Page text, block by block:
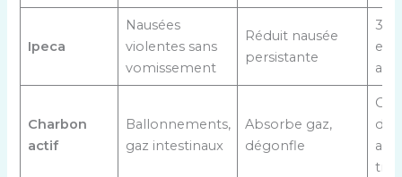
Ipeca
Nausées
violentes sans
vomissement
Réduit nausée
persistante
3
Charbon
actif
Ballonnements,
gaz intestinaux
Absorbe gaz,
dégonfle